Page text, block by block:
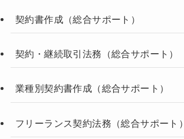
契約書作成（総合サポート）
契約・継続取引法務（総合サポート）
業種別契約書作成（総合サポート）
フリーランス契約法務（総合サポート）